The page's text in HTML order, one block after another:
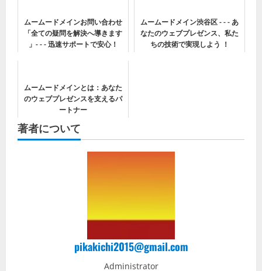
ムームードメインお問い合わせ
「全ての疑問を解決へ導きます
」- - - 迅速サポートで安心！
ムームードメイン渋谷区 - - - あ
なたのウェブプレゼンス、私た
ちの技術で実現しよう ！
ムームードメインとは：あなた
のウェブプレゼンスを支えるパ
ートナー
著者について
pikakichi2015@gmail.com
Administrator